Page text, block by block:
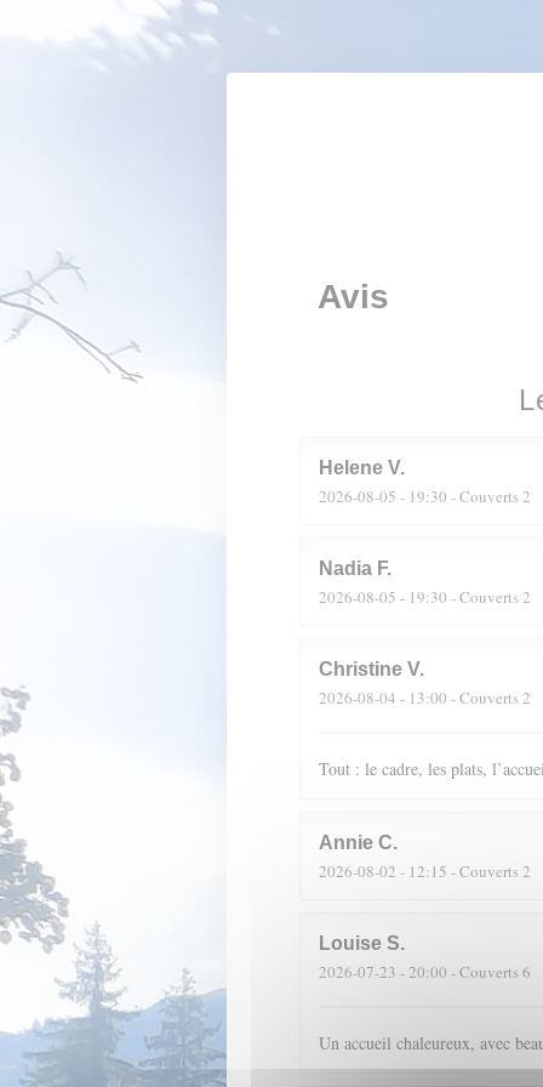
Personnalisation de vos choix en matière de cookies
Avis
Helene V
2026-08-05 - 19:30 - Couverts 2
Nadia F
2026-08-05 - 19:30 - Couverts 2
Christine V
2026-08-04 - 13:00 - Couverts 2
Tout : le cadre, les plats,
Annie C
2026-08-02 - 12:15 - Couverts 2
Louise S
2026-07-23 - 20:00 - Couverts 6
Un accueil chaleureux, avec